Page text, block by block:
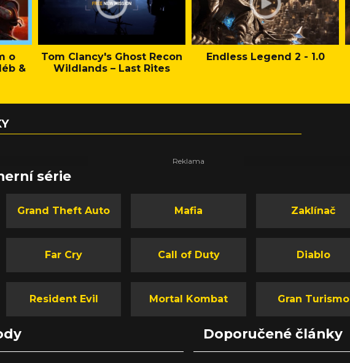
o
&
Tom Clancy's Ghost Recon
Wildlands – Last Rites
Endless Legend 2 - 1.0
série
Grand Theft Auto Mafia Zaklínač
Far Cry Call of Duty Diablo
Resident Evil Mortal Kombat Gran Turismo
Doporučené články